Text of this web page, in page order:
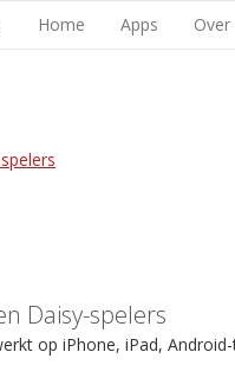
Home Apps Over
Daisy-spelers
op iPhone, iPad,